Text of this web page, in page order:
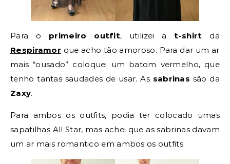
Para o primeiro outfit, utilizei a t-shirt da
Respiramor que acho tão amoroso. Para dar um ar
mais “ousado” coloquei um batom vermelho, que
tenho tantas saudades de usar. As sabrinas são da
Zaxy.
Para ambos os outfits, podia ter colocado umas
sapatilhas All Star, mas achei que as sabrinas davam
um ar mais romantico em ambos os outfits.